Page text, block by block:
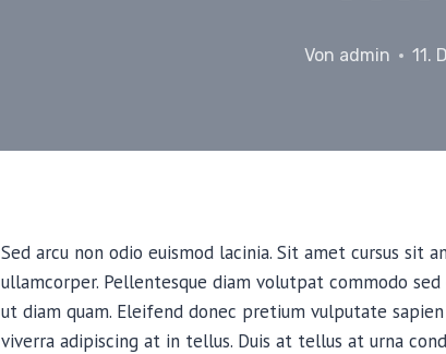
Von admin 11.
Sed arcu non odio euismod lacinia. Sit amet cursus sit
ullamcorper. Pellentesque diam volutpat commodo
ut diam quam. Eleifend donec pretium vulputate
viverra adipiscing at in tellus. Duis at tellus at urna